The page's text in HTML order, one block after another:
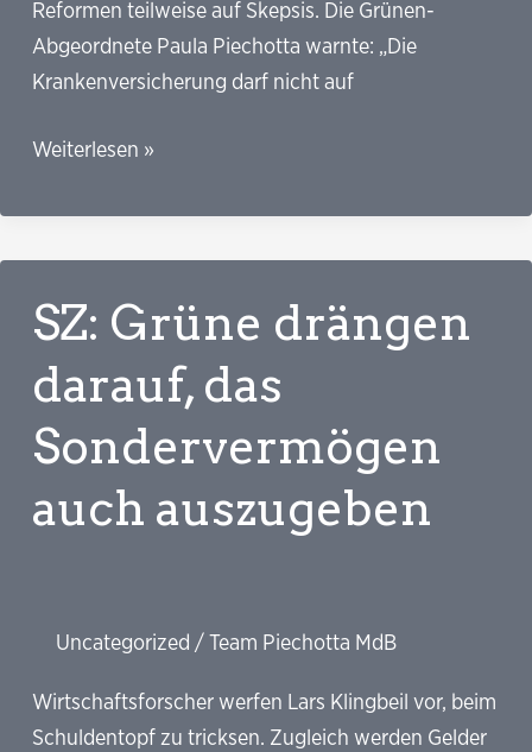
Reformen teilweise auf Skepsis. Die Grünen-
Abgeordnete Paula Piechotta warnte: „Die
Krankenversicherung darf nicht auf
ARD
Mit
66 Sparvorschlägen fängt
Arbeit
an
Weiterlesen »
SZ: Grüne drängen
darauf, das
Sondervermögen
auch auszugeben
Uncategorized /Team Piechotta MdB
Wirtschaftsforscher werfen Lars Klingbeil vor, beim
Schuldentopf zu tricksen. Zugleich werden Gelder